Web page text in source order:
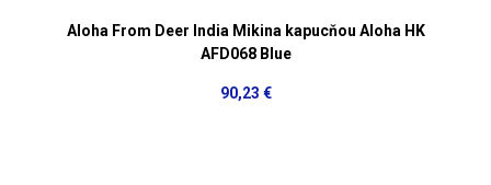
Aloha From Deer India Mikina kapucňou Aloha HK
AFD068 Blue
90,23 €